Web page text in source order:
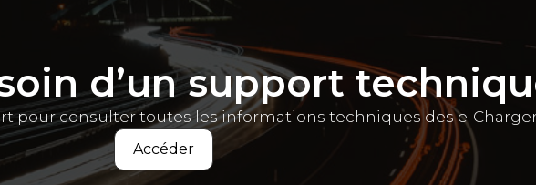
d’un support
pour consulter toutes les informations techniques des e-
Accéder